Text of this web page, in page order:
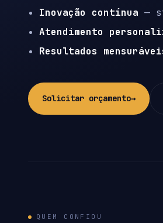
Inovação contínua —
Atendimento
Resultados
Solicitar orçamento→
QUEM CONFIOU